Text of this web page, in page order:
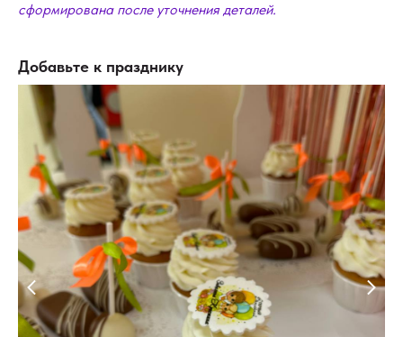
сформирована после уточнения деталей.
Добавьте к празднику